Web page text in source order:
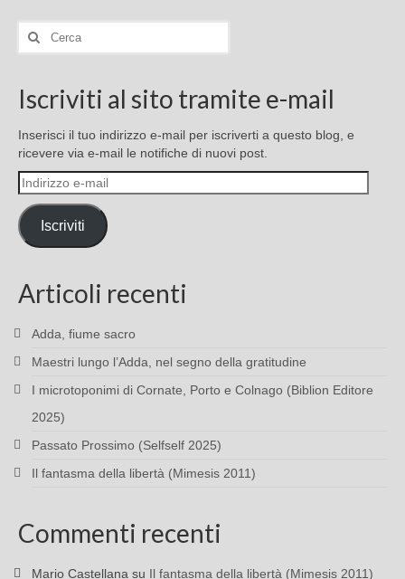
Cerca:
Iscriviti al sito tramite e-mail
Inserisci il tuo indirizzo e-mail per iscriverti a questo blog, e
ricevere via e-mail le notifiche di nuovi post.
Indirizzo
e-
mail
Iscriviti
Articoli recenti
Adda, fiume sacro
Maestri lungo l’Adda, nel segno della gratitudine
I microtoponimi di Cornate, Porto e Colnago (Biblion Editore
2025)
Passato Prossimo (Selfself 2025)
Il fantasma della libertà (Mimesis 2011)
Commenti recenti
Mario Castellana su Il fantasma della libertà (Mimesis 2011)